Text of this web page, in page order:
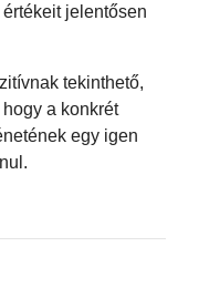
jelentősen
tekinthető,
a konkrét
egy igen